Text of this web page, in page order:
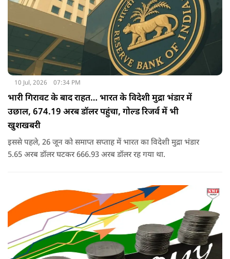
10 Jul, 2026 07:34 PM
भारी गिरावट के बाद राहत… भारत के विदेशी मुद्रा भंडार में
उछाल, 674.19 अरब डॉलर पहुंचा, गोल्ड रिजर्व में भी
खुशखबरी
इससे पहले, 26 जून को समाप्त सप्ताह में भारत का विदेशी मुद्रा भंडार
5.65 अरब डॉलर घटकर 666.93 अरब डॉलर रह गया था.